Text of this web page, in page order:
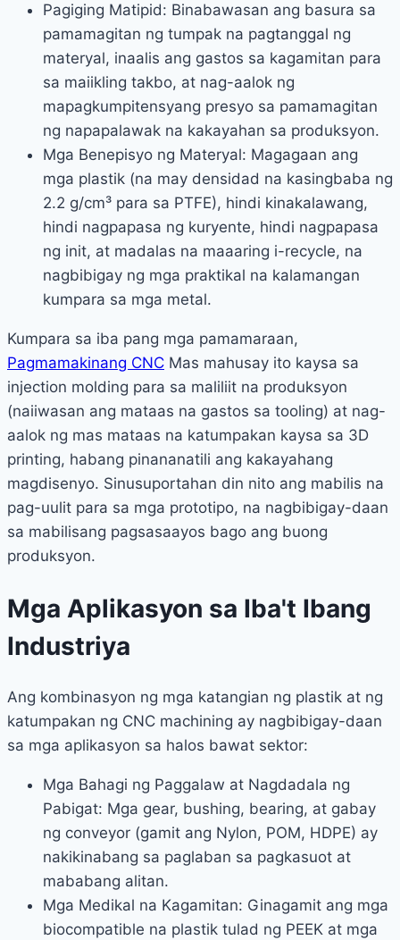
Pagiging Matipid: Binabawasan ang basura sa
pamamagitan ng tumpak na pagtanggal ng
materyal, inaalis ang gastos sa kagamitan para
sa maiikling takbo, at nag-aalok ng
mapagkumpitensyang presyo sa pamamagitan
ng napapalawak na kakayahan sa produksyon.
Mga Benepisyo ng Materyal: Magagaan ang
mga plastik (na may densidad na kasingbaba ng
2.2 g/cm³ para sa PTFE), hindi kinakalawang,
hindi nagpapasa ng kuryente, hindi nagpapasa
ng init, at madalas na maaaring i-recycle, na
nagbibigay ng mga praktikal na kalamangan
kumpara sa mga metal.
Kumpara sa iba pang mga pamamaraan,
Pagmamakinang CNC Mas mahusay ito kaysa sa
injection molding para sa maliliit na produksyon
(naiiwasan ang mataas na gastos sa tooling) at nag-
aalok ng mas mataas na katumpakan kaysa sa 3D
printing, habang pinananatili ang kakayahang
magdisenyo. Sinusuportahan din nito ang mabilis na
pag-uulit para sa mga prototipo, na nagbibigay-daan
sa mabilisang pagsasaayos bago ang buong
produksyon.
Mga Aplikasyon sa Iba't Ibang
Industriya
Ang kombinasyon ng mga katangian ng plastik at ng
katumpakan ng CNC machining ay nagbibigay-daan
sa mga aplikasyon sa halos bawat sektor:
Mga Bahagi ng Paggalaw at Nagdadala ng
Pabigat: Mga gear, bushing, bearing, at gabay
ng conveyor (gamit ang Nylon, POM, HDPE) ay
nakikinabang sa paglaban sa pagkasuot at
mababang alitan.
Mga Medikal na Kagamitan: Ginagamit ang mga
biocompatible na plastik tulad ng PEEK at mga